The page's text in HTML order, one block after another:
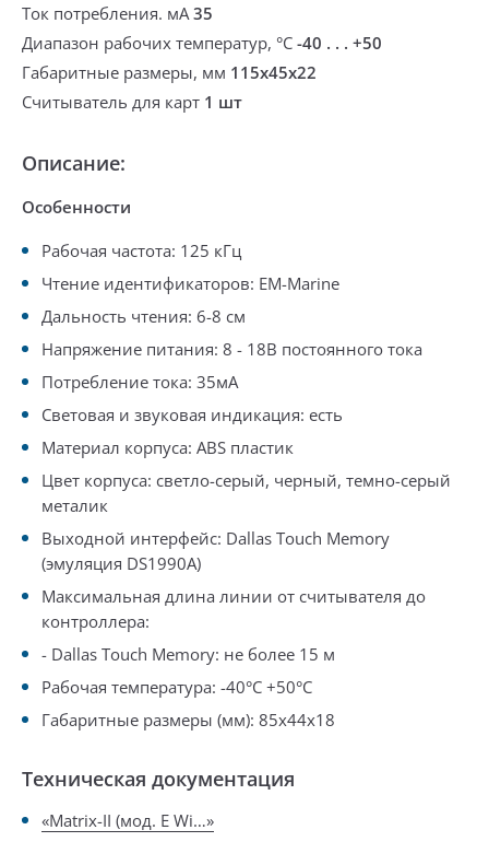
Ток потребления. мА35
Диапазон рабочих температур, °С -40 . . . +50
Габаритные размеры, мм 115х45х22
Считыватель для карт 1 шт
Описание:
Особенности
Рабочая частота: 125 кГц
Чтение идентификаторов: EM-Marine
Дальность чтения: 6-8 см
Напряжение питания: 8 - 18В постоянного тока
Потребление тока: 35мA
Световая и звуковая индикация: есть
Материал корпуса: ABS пластик
Цвет корпуса: светло-серый, черный, темно-серый
металик
Выходной интерфейс: Dallas Touch Memory
(эмуляция DS1990A)
Максимальная длина линии от считывателя до
контроллера:
- Dallas Touch Memory: не более 15 м
Рабочая температура: -40°С +50°С
Габаритные размеры (мм): 85х44х18
Техническая документация
«Matrix-II (мод. E Wi…»